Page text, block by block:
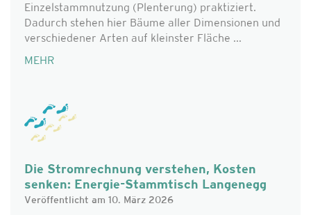
Einzelstammnutzung (Plenterung) praktiziert.
Dadurch stehen hier Bäume aller Dimensionen und
verschiedener Arten auf kleinster Fläche ...
MEHR
Die Stromrechnung verstehen, Kosten
senken: Energie-Stammtisch Langenegg
Veröffentlicht am 10. März 2026